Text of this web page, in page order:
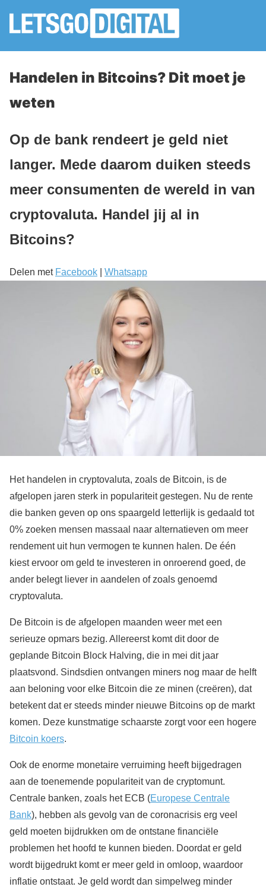
Handelen in Bitcoins? Dit moet je
weten
Op de bank rendeert je geld niet
langer. Mede daarom duiken steeds
meer consumenten de wereld in van
cryptovaluta. Handel jij al in
Bitcoins?
Delen met Facebook Whatsapp
Het handelen in cryptovaluta, zoals de Bitcoin, is de
afgelopen jaren sterk in populariteit gestegen. Nu de rente
die banken geven op ons spaargeld letterlijk is gedaald tot
0% zoeken mensen massaal naar alternatieven om meer
rendement uit hun vermogen te kunnen halen. De één
kiest ervoor om geld te investeren in onroerend goed, de
ander belegt liever in aandelen of zoals genoemd
cryptovaluta.
De Bitcoin is de afgelopen maanden weer met een
serieuze opmars bezig. Allereerst komt dit door de
geplande Bitcoin Block Halving, die in mei dit jaar
plaatsvond. Sindsdien ontvangen miners nog maar de helft
aan beloning voor elke Bitcoin die ze minen (creëren), dat
betekent dat er steeds minder nieuwe Bitcoins op de markt
komen. Deze kunstmatige schaarste zorgt voor een hogere
Bitcoin koers.
Ook de enorme monetaire verruiming heeft bijgedragen
aan de toenemende populariteit van de cryptomunt.
Centrale banken, zoals het ECB (Europese Centrale
Bank), hebben als gevolg van de coronacrisis erg veel
geld moeten bijdrukken om de ontstane financiële
problemen het hoofd te kunnen bieden. Doordat er geld
wordt bijgedrukt komt er meer geld in omloop, waardoor
inflatie ontstaat. Je geld wordt dan simpelweg minder